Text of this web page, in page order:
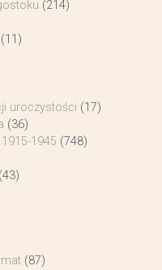
(214)
(11)
uroczystości (17)
(36)
1915-1945 (748)
(43)
(87)